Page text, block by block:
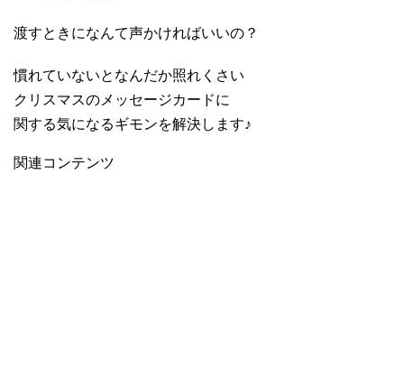
渡すときになんて声かければいいの？
慣れていないとなんだか照れくさい
クリスマスのメッセージカードに
関する気になるギモンを解決します♪
関連コンテンツ